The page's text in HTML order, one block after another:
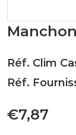
Réf. Clim
Réf.
€7,87